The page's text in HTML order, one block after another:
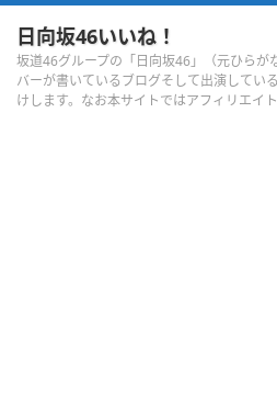
日向坂46いいね！
坂道46グループの「日向坂46」（元ひらが
バーが書いているブログそして出演してい
けします。なお本サイトではアフィリエイ